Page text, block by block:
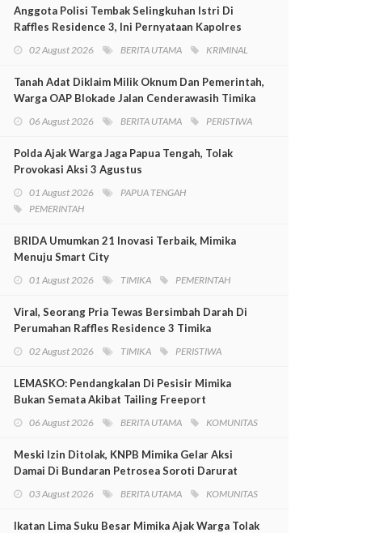
Anggota Polisi Tembak Selingkuhan Istri Di
Raffles Residence 3, Ini Pernyataan Kapolres
02 August 2026 BERITA UTAMA KRIMINAL
Tanah Adat Diklaim Milik Oknum Dan Pemerintah,
Warga OAP Blokade Jalan Cenderawasih Timika
06 August 2026 BERITA UTAMA PERISTIWA
Polda Ajak Warga Jaga Papua Tengah, Tolak
Provokasi Aksi 3 Agustus
01 August 2026
PAPUA TENGAH
PEMERINTAH
BRIDA Umumkan 21 Inovasi Terbaik, Mimika
Menuju Smart City
01 August 2026 TIMIKA PEMERINTAH
Viral, Seorang Pria Tewas Bersimbah Darah Di
Perumahan Raffles Residence 3 Timika
02 August 2026 TIMIKA PERISTIWA
LEMASKO: Pendangkalan Di Pesisir Mimika
Bukan Semata Akibat Tailing Freeport
06 August 2026 BERITA UTAMA KOMUNITAS
Meski Izin Ditolak, KNPB Mimika Gelar Aksi
Damai Di Bundaran Petrosea Soroti Darurat
03 August 2026 BERITA UTAMA KOMUNITAS
Ikatan Lima Suku Besar Mimika Ajak Warga Tolak